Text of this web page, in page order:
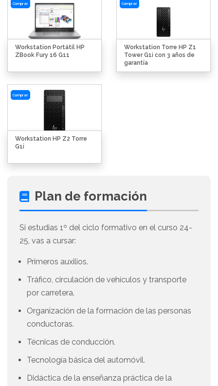
Comprar
Workstation Portátil HP
ZBook Fury 16 G11
Comprar
Workstation Torre HP Z1
Tower G1i con 3 años de
garantía
Comprar
Workstation HP Z2 Torre
G1i
Plan de formación
Si estudias 1º del ciclo formativo en el curso 24-
25, vas a cursar:
Primeros auxilios.
Tráfico, circulación de vehículos y transporte
por carretera.
Organización de la formación de las personas
conductoras.
Técnicas de conducción.
Tecnología básica del automóvil.
Didáctica de la enseñanza práctica de la